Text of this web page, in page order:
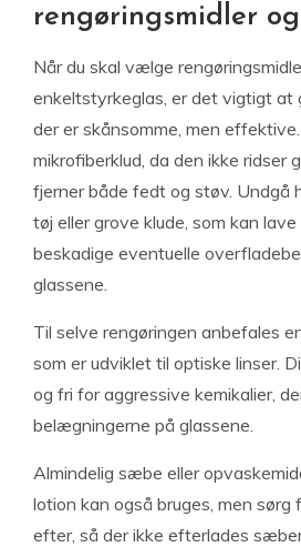
rengøringsmidler
Når du skal vælge
enkeltstyrkeglas, er det vigtigt at
der er skånsomme, men
mikrofiberklud, da den ikke ridser
fjerner både fedt og støv. Undgå
tøj eller grove klude, som kan
beskadige eventuelle
glassene.
Til selve rengøringen anbefales
som er udviklet til optiske linser.
og fri for aggressive kemikalier,
belægningerne på glassene.
Almindelig sæbe eller
lotion kan også bruges, men sørg
efter, så der ikke efterlades